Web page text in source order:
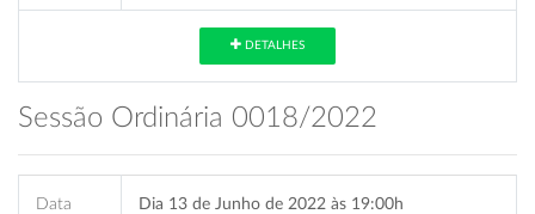
DETALHES
Sessão Ordinária 0018/2022
Data
Dia 13 de Junho de 2022 às 19:00h